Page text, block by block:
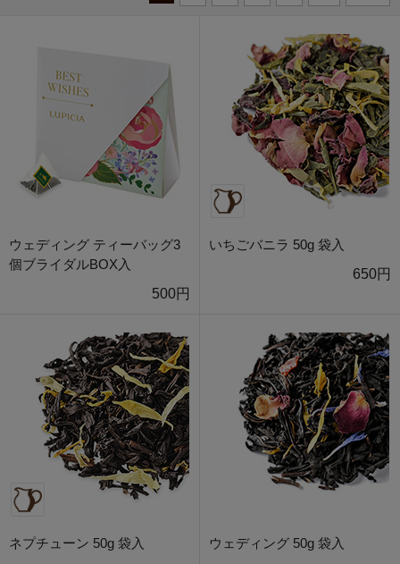
ウェディング ティーバッグ3
個ブライダルBOX入
500円
いちごバニラ 50g 袋入
650円
ネプチューン 50g 袋入
ウェディング 50g 袋入